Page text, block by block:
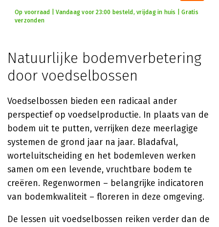
Op voorraad | Vandaag voor 23:00 besteld, vrijdag in huis | Gratis
verzonden
Natuurlijke bodemverbetering
door voedselbossen
Voedselbossen bieden een radicaal ander
perspectief op voedselproductie. In plaats van de
bodem uit te putten, verrijken deze meerlagige
systemen de grond jaar na jaar. Bladafval,
worteluitscheiding en het bodemleven werken
samen om een levende, vruchtbare bodem te
creëren. Regenwormen – belangrijke indicatoren
van bodemkwaliteit – floreren in deze omgeving.
De lessen uit voedselbossen reiken verder dan de